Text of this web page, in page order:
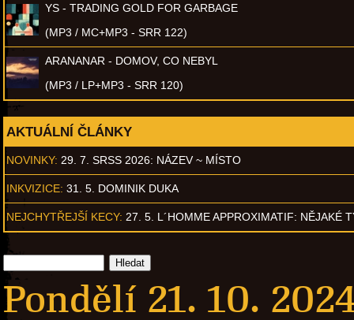
YS - TRADING GOLD FOR GARBAGE
(MP3 / MC+MP3 - SRR 122)
ARANANAR - DOMOV, CO NEBYL
(MP3 / LP+MP3 - SRR 120)
AKTUÁLNÍ ČLÁNKY
NOVINKY: 29. 7. SRSS 2026: NÁZEV ~ MÍSTO
INKVIZICE: 31. 5. DOMINIK DUKA
NEJCHYTŘEJŠÍ KECY: 27. 5. L´HOMME APPROXIMATIF: NĚJAKÉ
Pondělí 21. 10.